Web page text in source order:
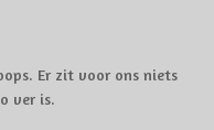
Er zit voor ons niets
ver is.